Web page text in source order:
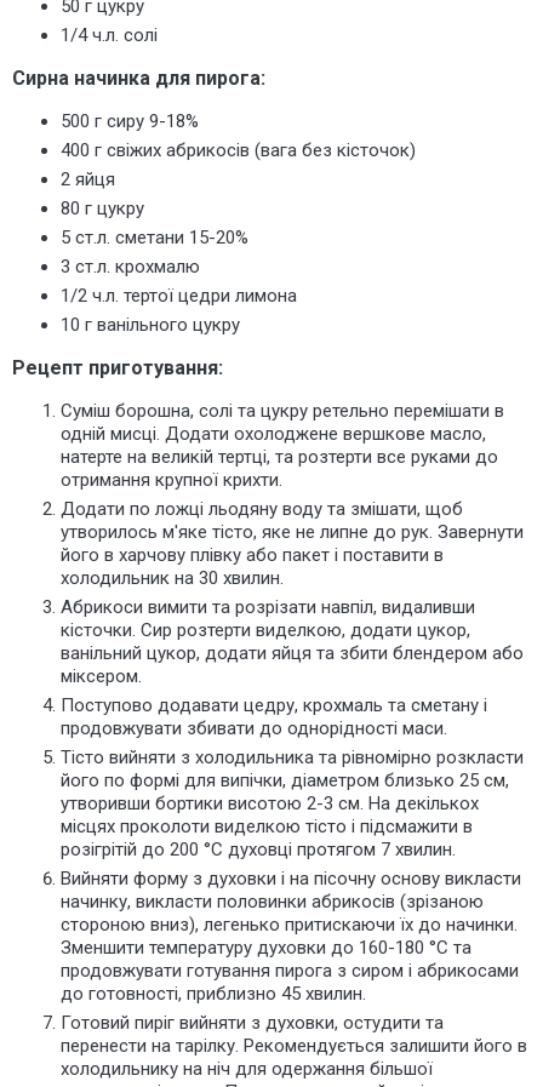
50 г цукру
1/4 ч.л. солі
Сирна начинка для пирога:
500 г сиру 9-18%
400 г свіжих абрикосів (вага без кісточок)
2 яйця
80 г цукру
5 ст.л. сметани 15-20%
3 ст.л. крохмалю
1/2 ч.л. тертої цедри лимона
10 г ванільного цукру
Рецепт приготування:
Суміш борошна, солі та цукру ретельно перемішати в
одній мисці. Додати охолоджене вершкове масло,
натерте на великій тертці, та розтерти все руками до
отримання крупної крихти.
Додати по ложці льодяну воду та змішати, щоб
утворилось м'яке тісто, яке не липне до рук. Завернути
його в харчову плівку або пакет і поставити в
холодильник на 30 хвилин.
Абрикоси вимити та розрізати навпіл, видаливши
кісточки. Сир розтерти виделкою, додати цукор,
ванільний цукор, додати яйця та збити блендером або
міксером.
Поступово додавати цедру, крохмаль та сметану і
продовжувати збивати до однорідності маси.
Тісто вийняти з холодильника та рівномірно розкласти
його по формі для випічки, діаметром близько 25 см,
утворивши бортики висотою 2-3 см. На декількох
місцях проколоти виделкою тісто і підсмажити в
розігрітій до 200 °C духовці протягом 7 хвилин.
Вийняти форму з духовки і на пісочну основу викласти
начинку, викласти половинки абрикосів (зрізаною
стороною вниз), легенько притискаючи їх до начинки.
Зменшити температуру духовки до 160-180 °C та
продовжувати готування пирога з сиром і абрикосами
до готовності, приблизно 45 хвилин.
Готовий пиріг вийняти з духовки, остудити та
перенести на тарілку. Рекомендується залишити його в
холодильнику на ніч для одержання більшої